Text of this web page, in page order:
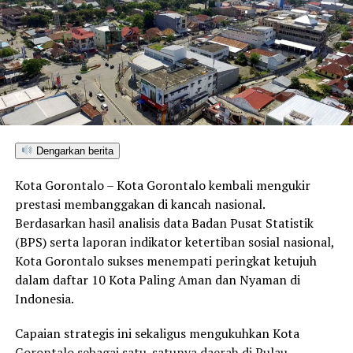
DON'T MISS
Tak Hanya Teori, Mahasiswa Administrasi Publik UNG
Buktikan Aksi lewat Website Desa Lahumbo
Dengarkan berita
Kota Gorontalo – Kota Gorontalo kembali mengukir
prestasi membanggakan di kancah nasional.
Berdasarkan hasil analisis data Badan Pusat Statistik
(BPS) serta laporan indikator ketertiban sosial nasional,
Kota Gorontalo sukses menempati peringkat ketujuh
dalam daftar 10 Kota Paling Aman dan Nyaman di
Indonesia.
Capaian strategis ini sekaligus mengukuhkan Kota